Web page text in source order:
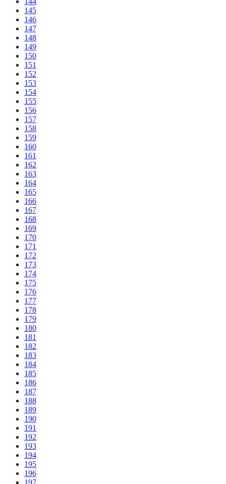
145
146
147
148
149
150
151
152
153
154
155
156
157
158
159
160
161
162
163
164
165
166
167
168
169
170
171
172
173
174
175
176
177
178
179
180
181
182
183
184
185
186
187
188
189
190
191
192
193
194
195
196
197